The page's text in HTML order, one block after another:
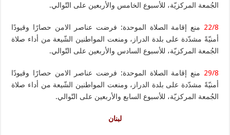
الجُمعة المركزيّة، للأسبوع الخامس والأربعين على التّوالي.
22/8 منع إقامة الصلاة الموحدة: فرضت عناصر الامن حصارًا وقيودًا
أمنيّةً مشدّدة على بلدة الدراز، ومنعت المواطنين الشّيعة من أداء صلاة
الجُمعة المركزيّة، للأسبوع السادس والأربعين على التّوالي.
29/8 منع إقامة الصلاة الموحدة: فرضت عناصر الامن حصارًا وقيودًا
أمنيّةً مشدّدة على بلدة الدراز، ومنعت المواطنين الشّيعة من أداء صلاة
الجُمعة المركزيّة، للأسبوع السابع والأربعين على التّوالي.
لبنان